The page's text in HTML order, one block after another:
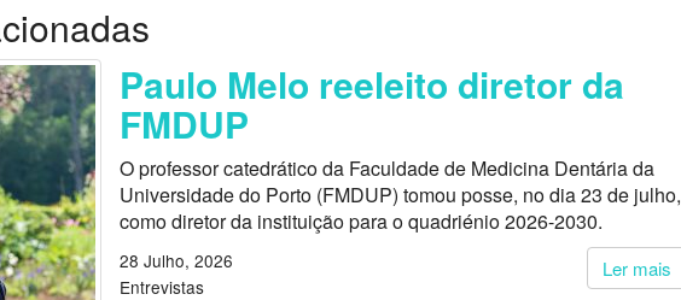
Paulo Melo reeleito diretor da
FMDUP
O professor catedrático da Faculdade de Medicina Dentária da
Universidade do Porto (FMDUP) tomou posse, no dia 23 de julho,
como diretor da instituição para o quadriénio 2026-2030.
Ler mais
28 Julho, 2026
Entrevistas